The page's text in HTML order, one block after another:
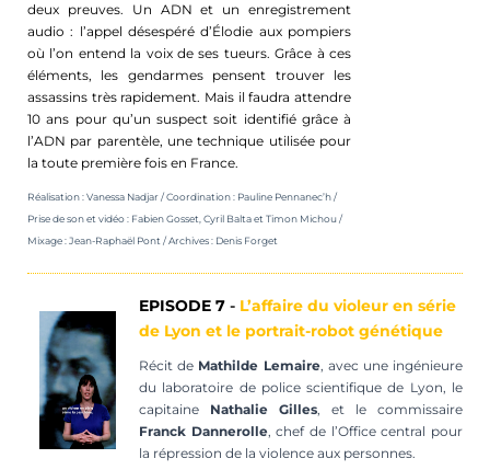
deux preuves. Un ADN et un enregistrement
audio : l’appel désespéré d’Élodie aux pompiers
où l’on entend la voix de ses tueurs. Grâce à ces
éléments, les gendarmes pensent trouver les
assassins très rapidement. Mais il faudra attendre
10 ans pour qu’un suspect soit identifié grâce à
l’ADN par parentèle, une technique utilisée pour
la toute première fois en France.
Réalisation : Vanessa Nadjar / Coordination : Pauline Pennanec’h /
Prise de son et vidéo : Fabien Gosset, Cyril Balta et Timon Michou /
Mixage : Jean-Raphaël Pont / Archives : Denis Forget
EPISODE 7 - L’affaire du violeur en série
de Lyon et le portrait-robot génétique
Récit de Mathilde Lemaire, avec une ingénieure
du laboratoire de police scientifique de Lyon, le
capitaine Nathalie Gilles, et le commissaire
Franck Dannerolle, chef de l’Office central pour
la répression de la violence aux personnes.